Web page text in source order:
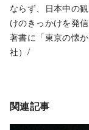
ならず、日本中の
けのきっかけを発
著書に「東京の懐
社）/
関連記事